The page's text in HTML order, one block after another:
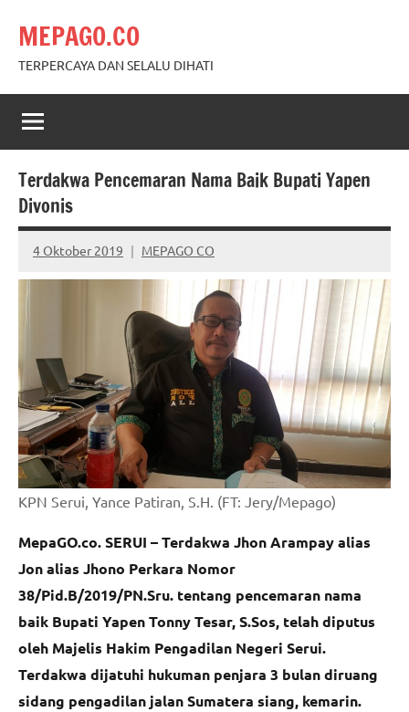
content
MEPAGO.CO
TERPERCAYA DAN SELALU DIHATI
Terdakwa Pencemaran Nama Baik Bupati Yapen
Divonis
4 Oktober 2019 MEPAGO CO
No
comments
KPN Serui, Yance Patiran, S.H. (FT: Jery/Mepago)
MepaGO.co. SERUI – Terdakwa Jhon Arampay alias
Jon alias Jhono Perkara Nomor
38/Pid.B/2019/PN.Sru. tentang pencemaran nama
baik Bupati Yapen Tonny Tesar, S.Sos, telah diputus
oleh Majelis Hakim Pengadilan Negeri Serui.
Terdakwa dijatuhi hukuman penjara 3 bulan diruang
sidang pengadilan jalan Sumatera siang, kemarin.